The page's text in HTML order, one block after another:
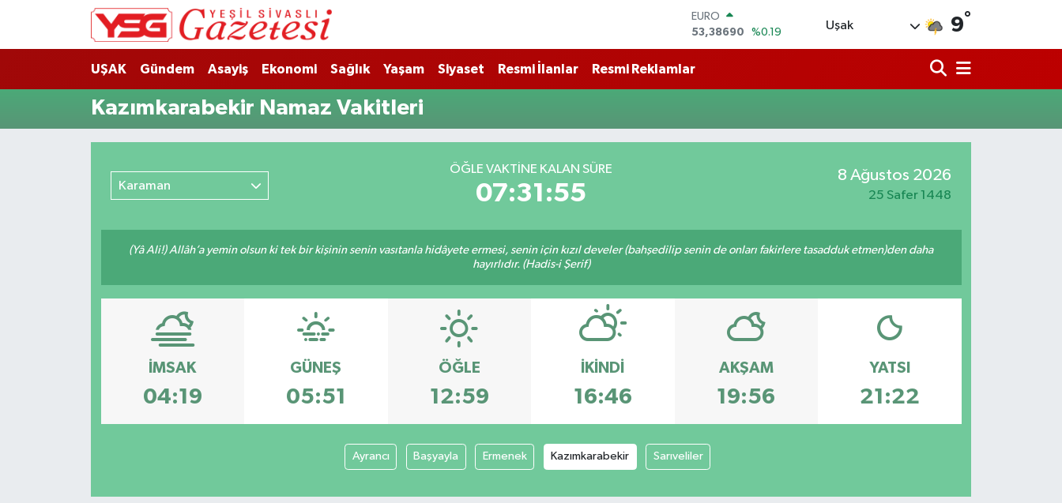
EURO
53,38690
%0.19
STERLİN
61,60380
14.598,00
%0
BITCOIN
Uşak 9°
UŞAK Gündem Asayiş Ekonomi Sağlık Yaşam Siyaset Resmi İlanlar Resmi Reklamlar
Kazımkarabekir Namaz Vakitleri
Karaman
ÖĞLE VAKTİNE KALAN SÜRE
07:31:55
8 Ağustos 2026
25 Safer 1448
(Yâ Ali!) Allâh’a yemin olsun ki tek bir kişinin senin vasıtanla hidâyete ermesi, senin için kızıl develer (bahşedilip senin de onları fakirlere tasadduk etmen)den daha
hayırlıdır. (Hadis-i Şerif)
İMSAK
04:19
GÜNEŞ
05:51
ÖĞLE
12:59
İKINDI
16:46
AKŞAM
19:56
YATSI
21:22
Ayrancı Başyayla Ermenek Kazımkarabekir Sarıveliler
Hava Durumu
Namaz Vakitleri
Trafik Durumu
Son Dakika Haberleri